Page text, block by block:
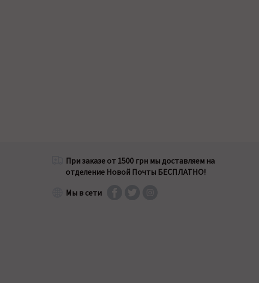
При заказе от 1500 грн мы доставляем на
отделение Новой Почты БЕСПЛАТНО!
Мы в сети